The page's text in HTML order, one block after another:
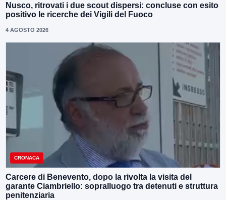
Nusco, ritrovati i due scout dispersi: concluse con esito
positivo le ricerche dei Vigili del Fuoco
4 AGOSTO 2026
CRONACA
Carcere di Benevento, dopo la rivolta la visita del
garante Ciambriello: sopralluogo tra detenuti e struttura
penitenziaria